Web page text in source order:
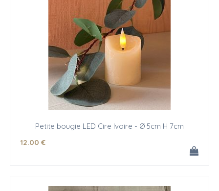
Petite bougie LED Cire Ivoire - Ø 5cm H 7cm
12.00 €